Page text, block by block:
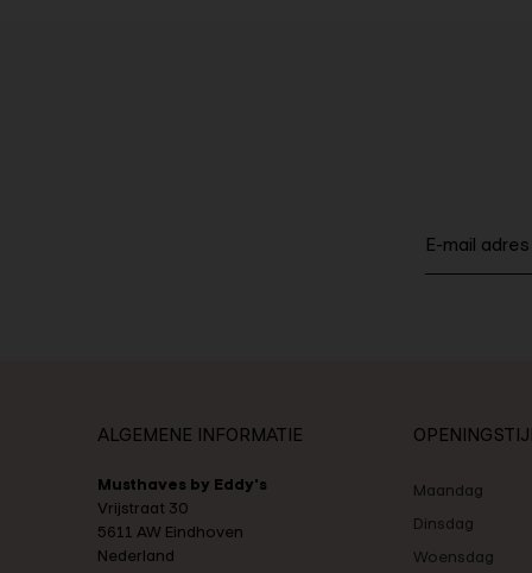
ALGEMENE INFORMATIE
Musthaves by Eddy's
Vrijstraat 30
5611 AW Eindhoven
Nederland
Maandag
Dinsdag
Woensdag